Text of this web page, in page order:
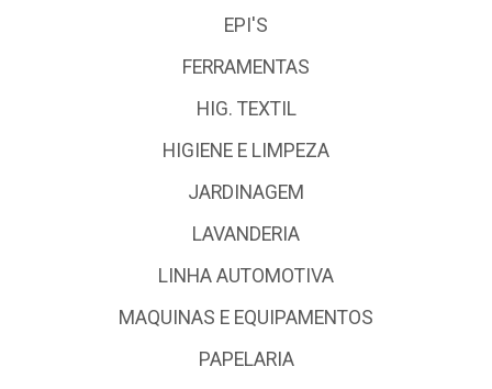
EPI'S
FERRAMENTAS
HIG. TEXTIL
HIGIENE E LIMPEZA
JARDINAGEM
LAVANDERIA
LINHA AUTOMOTIVA
MAQUINAS E EQUIPAMENTOS
PAPELARIA